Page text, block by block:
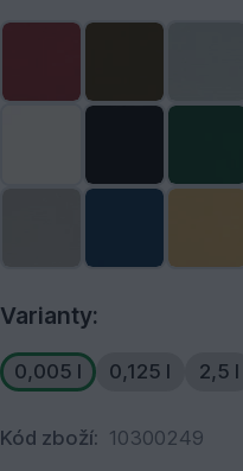
Varianty:
0,005 l 0,125 l 2,5 l
Kód zboží: 10300249